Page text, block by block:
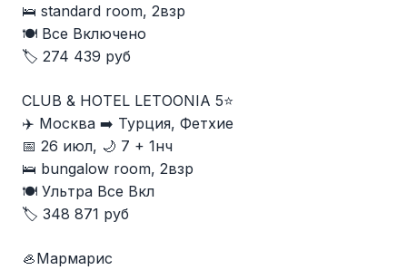
🛌 standard room, 2взр
🍽 Все Включено
🏷️ 274 439 руб
CLUB & HOTEL LETOONIA 5⭐️
✈️ Москва ➡️ Турция, Фетхие
📅 26 июл, 🌙 7 + 1нч
🛌 bungalow room, 2взр
🍽 Ультра Все Вкл
🏷️ 348 871 руб
🦪Мармарис